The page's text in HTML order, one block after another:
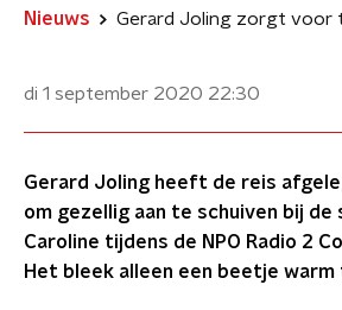
Nieuws
di 1 september 2020 22:30
Gerard Joling heeft de reis
om gezellig aan te schuiven bij de
Caroline tijdens de NPO Radio 2
Het bleek alleen een beetje warm